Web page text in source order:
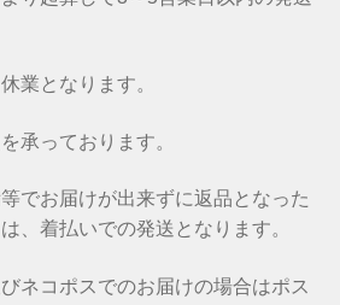
業となります。
承っております。
でお届けが出来ずに返品となった
、着払いでの発送となります。
ネコポスでのお届けの場合はポス